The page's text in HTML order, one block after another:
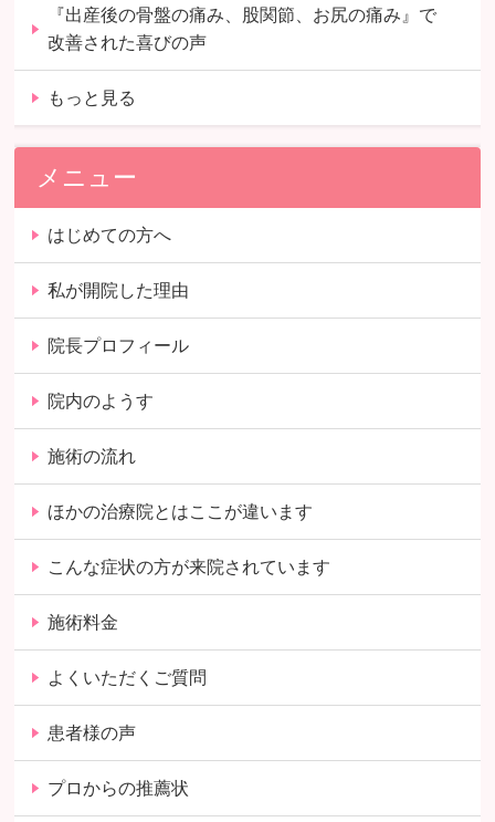
『出産後の骨盤の痛み、股関節、お尻の痛み』で
改善された喜びの声
もっと見る
メニュー
はじめての方へ
私が開院した理由
院長プロフィール
院内のようす
施術の流れ
ほかの治療院とはここが違います
こんな症状の方が来院されています
施術料金
よくいただくご質問
患者様の声
プロからの推薦状